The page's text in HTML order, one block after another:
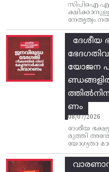
സിപിഐ എം
നേതൃത്വം
ദേശീയ
യോജന
ണം
08/07/2026
ദേശീയ
രുത്തി
യോഗ്യതാ